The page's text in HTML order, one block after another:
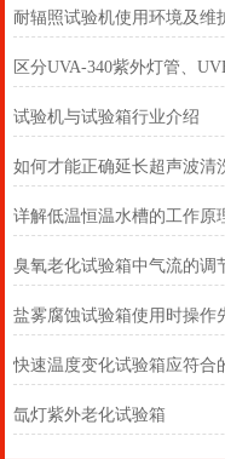
试验机与试验箱行业介绍
详解低温恒温水槽的工作原
盐雾腐蚀试验箱使用时操作
快速温度变化试验箱应符合
氙灯紫外老化试验箱